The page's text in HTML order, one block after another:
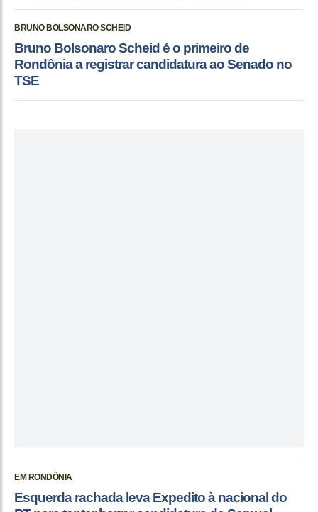
BRUNO BOLSONARO SCHEID
Bruno Bolsonaro Scheid é o primeiro de
Rondônia a registrar candidatura ao Senado no
TSE
EM RONDÔNIA
Esquerda rachada leva Expedito à nacional do